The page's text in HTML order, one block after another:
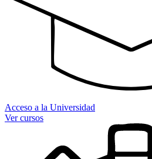
Acceso a la Universidad
Ver cursos